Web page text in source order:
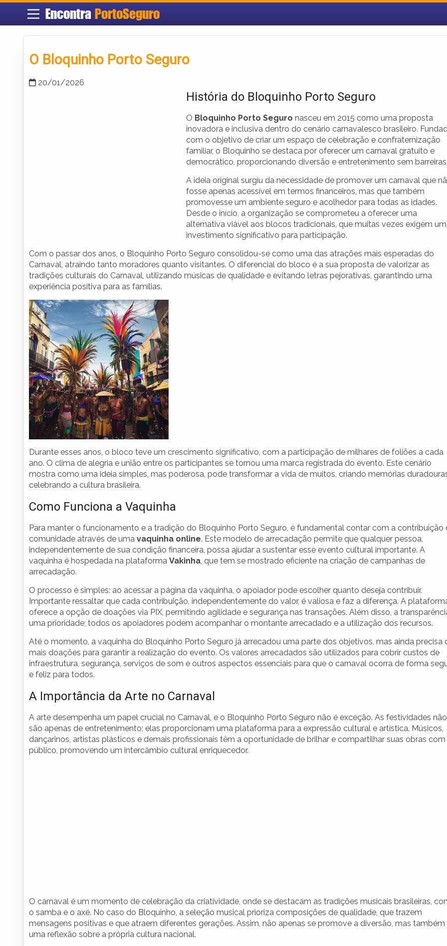
Encontra PortoSeguro
O Bloquinho Porto Seguro
20/01/2026
História do Bloquinho Porto Seguro
O Bloquinho Porto Seguro nasceu em 2015 como uma proposta
inovadora e inclusiva dentro do cenário carnavalesco brasileiro.
com o objetivo de criar um espaço de celebração e confraternização
familiar, o Bloquinho se destaca por oferecer um carnaval gratuito e
democrático, proporcionando diversão e entretenimento sem
A ideia original surgiu da necessidade de promover um carnaval que
fosse apenas acessível em termos financeiros, mas que também
promovesse um ambiente seguro e acolhedor para todas as idades.
Desde o início, a organização se comprometeu a oferecer uma
alternativa viável aos blocos tradicionais, que muitas vezes exigem um
investimento significativo para participação.
Com o passar dos anos, o Bloquinho Porto Seguro consolidou-se como uma das atrações mais esperadas do
Carnaval, atraindo tanto moradores quanto visitantes. O diferencial do bloco é a sua proposta de valorizar as
tradições culturais do Carnaval, utilizando músicas de qualidade e evitando letras pejorativas, garantindo uma
experiência positiva para as famílias.
Durante esses anos, o bloco teve um crescimento significativo, com a participação de milhares de foliões a cada
ano. O clima de alegria e união entre os participantes se tornou uma marca registrada do evento. Este cenário
mostra como uma ideia simples, mas poderosa, pode transformar a vida de muitos, criando memórias
celebrando a cultura brasileira.
Como Funciona a Vaquinha
Para manter o funcionamento e a tradição do Bloquinho Porto Seguro, é fundamental contar com a contribuição
comunidade através de uma vaquinha online. Este modelo de arrecadação permite que qualquer pessoa,
independentemente de sua condição financeira, possa ajudar a sustentar esse evento cultural importante. A
vaquinha é hospedada na plataforma Vakinha, que tem se mostrado eficiente na criação de campanhas de
arrecadação.
O processo é simples: ao acessar a página da vaquinha, o apoiador pode escolher quanto deseja contribuir.
Importante ressaltar que cada contribuição, independentemente do valor, é valiosa e faz a diferença. A
oferece a opção de doações via PIX, permitindo agilidade e segurança nas transações. Além disso, a
uma prioridade; todos os apoiadores podem acompanhar o montante arrecadado e a utilização dos recursos.
Até o momento, a vaquinha do Bloquinho Porto Seguro já arrecadou uma parte dos objetivos, mas ainda precisa
mais doações para garantir a realização do evento. Os valores arrecadados são utilizados para cobrir custos de
infraestrutura, segurança, serviços de som e outros aspectos essenciais para que o carnaval ocorra de forma
e feliz para todos.
A Importância da Arte no Carnaval
A arte desempenha um papel crucial no Carnaval, e o Bloquinho Porto Seguro não é exceção. As festividades não
são apenas de entretenimento; elas proporcionam uma plataforma para a expressão cultural e artística. Músicos,
dançarinos, artistas plásticos e demais profissionais têm a oportunidade de brilhar e compartilhar suas obras
público, promovendo um intercâmbio cultural enriquecedor.
O carnaval é um momento de celebração da criatividade, onde se destacam as tradições musicais brasileiras,
o samba e o axé. No caso do Bloquinho, a seleção musical prioriza composições de qualidade, que trazem
mensagens positivas e que atraem diferentes gerações. Assim, não apenas se promove a diversão, mas também
uma reflexão sobre a própria cultura nacional.